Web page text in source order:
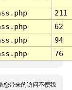
211
62
94
76
您带来的访问不便我